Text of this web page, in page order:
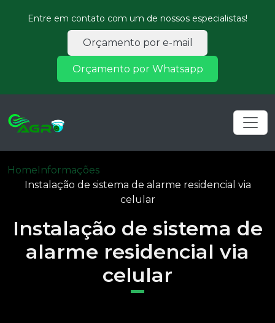
Entre em contato com um de nossos especialistas!
Orçamento por e-mail
Orçamento por Whatsapp
HomeInformações
Instalação de sistema de alarme residencial via
celular
Instalação de sistema de
alarme residencial via
celular